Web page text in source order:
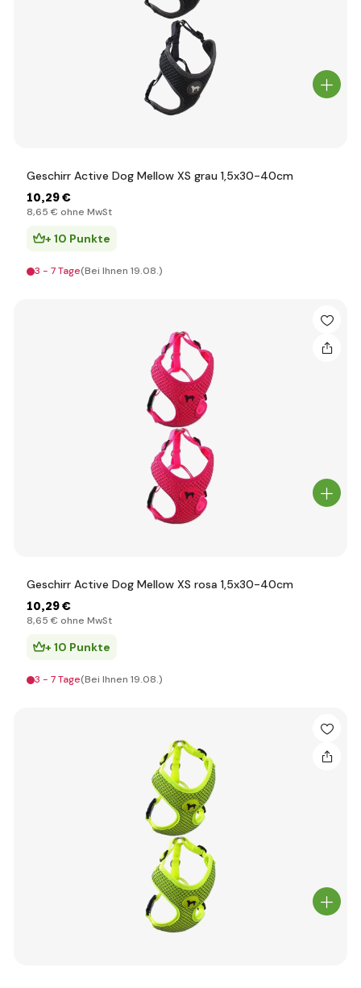
Geschirr Active Dog Mellow XS grau 1,5x30-40cm
10,29 €
8,65 € ohne MwSt
+ 10 Punkte
3 - 7 Tage(Bei Ihnen 19.08.)
Geschirr Active Dog Mellow XS rosa 1,5x30-40cm
10,29 €
8,65 € ohne MwSt
+ 10 Punkte
3 - 7 Tage(Bei Ihnen 19.08.)